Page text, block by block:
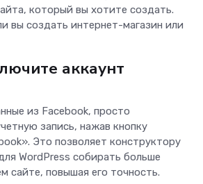
который вы хотите создать.
вы создать интернет-магазин или
аккаунт
из Facebook, просто
запись, нажав кнопку
Это позволяет конструктору
WordPress собирать больше
сайте, повышая его точность.